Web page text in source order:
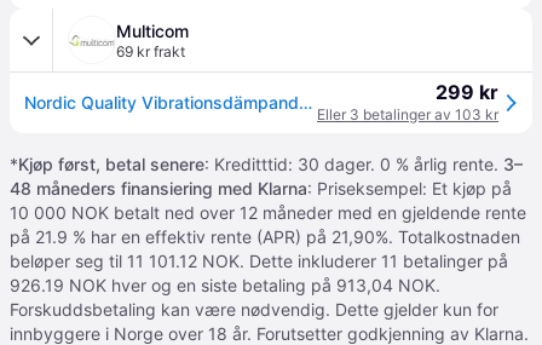
Multicom
69 kr frakt
Nordic Quality Vibrationsdämpande matta 600x600x10mm (WXVM) 299 kr
Eller 3 betalinger av 103 kr
*Kjøp først, betal senere: Kreditttid: 30 dager. 0 % årlig rente. 3–
48 måneders finansiering med Klarna: Priseksempel: Et kjøp på
10 000 NOK betalt ned over 12 måneder med en gjeldende rente
på 21.9 % har en effektiv rente (APR) på 21,90%. Totalkostnaden
beløper seg til 11 101.12 NOK. Dette inkluderer 11 betalinger på
926.19 NOK hver og en siste betaling på 913,04 NOK.
Forskuddsbetaling kan være nødvendig. Dette gjelder kun for
innbyggere i Norge over 18 år. Forutsetter godkjenning av Klarna.